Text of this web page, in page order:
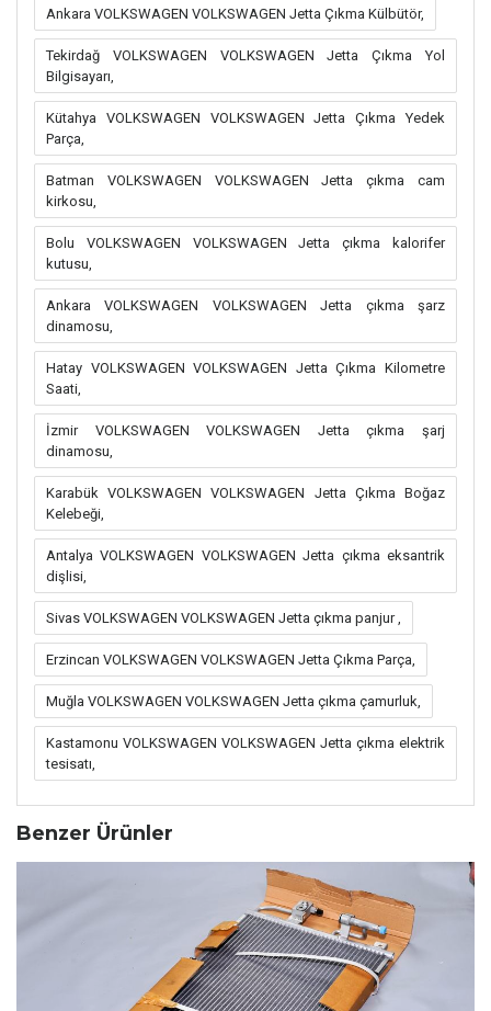
Ankara VOLKSWAGEN VOLKSWAGEN Jetta Çıkma Külbütör,
Tekirdağ VOLKSWAGEN VOLKSWAGEN Jetta Çıkma Yol
Bilgisayarı,
Kütahya VOLKSWAGEN VOLKSWAGEN Jetta Çıkma Yedek
Parça,
Batman VOLKSWAGEN VOLKSWAGEN Jetta çıkma cam
kirkosu,
Bolu VOLKSWAGEN VOLKSWAGEN Jetta çıkma kalorifer
kutusu,
Ankara VOLKSWAGEN VOLKSWAGEN Jetta çıkma şarz
dinamosu,
Hatay VOLKSWAGEN VOLKSWAGEN Jetta Çıkma Kilometre
Saati,
İzmir VOLKSWAGEN VOLKSWAGEN Jetta çıkma şarj
dinamosu,
Karabük VOLKSWAGEN VOLKSWAGEN Jetta Çıkma Boğaz
Kelebeği,
Antalya VOLKSWAGEN VOLKSWAGEN Jetta çıkma eksantrik
dişlisi,
Sivas VOLKSWAGEN VOLKSWAGEN Jetta çıkma panjur ,
Erzincan VOLKSWAGEN VOLKSWAGEN Jetta Çıkma Parça,
Muğla VOLKSWAGEN VOLKSWAGEN Jetta çıkma çamurluk,
Kastamonu VOLKSWAGEN VOLKSWAGEN Jetta çıkma elektrik
tesisatı,
Benzer Ürünler